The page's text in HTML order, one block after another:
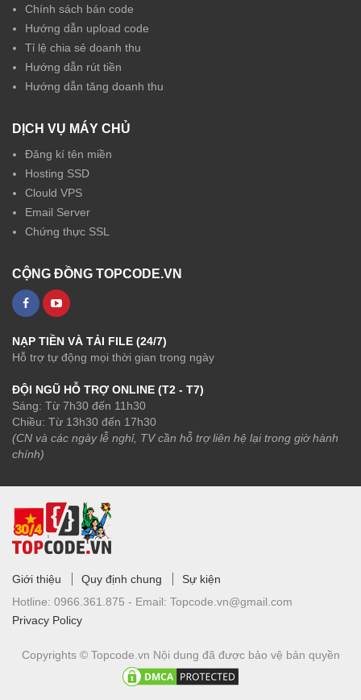
Chính sách bán code
Hướng dẫn upload code
Tỉ lệ chia sẻ doanh thu
Hướng dẫn rút tiền
Hướng dẫn tăng doanh thu
DỊCH VỤ MÁY CHỦ
Đăng kí tên miền
Hosting SSD
Clould VPS
Email Server
Chứng thực SSL
CỘNG ĐỒNG TOPCODE.VN
NẠP TIỀN VÀ TẢI FILE (24/7)
Hỗ trợ tự động mọi thời gian trong ngày
ĐỘI NGŨ HỖ TRỢ ONLINE (T2 - T7)
Sáng: Từ 7h30 đến 11h30
Chiều: Từ 13h30 đến 17h30
(CN và các ngày lễ nghỉ, TV cần hỗ trợ liên hệ lại trong giờ hành
chính)
Giới thiệu Quy định chung
Sự kiện
Hotline: 0966.361.875 - Email: Topcode.vn@gmail.com
Privacy Policy
Copyrights © Topcode.vn Nội dung đã được bảo vệ bản quyền